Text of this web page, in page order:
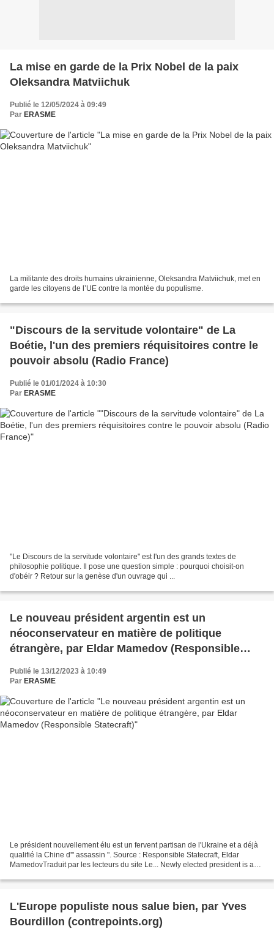
La mise en garde de la Prix Nobel de la paix
Oleksandra Matviichuk
Publié le 12/05/2024 à 09:49
Par ERASME
La militante des droits humains ukrainienne, Oleksandra Matviichuk, met en
garde les citoyens de l’UE contre la montée du populisme.
"Discours de la servitude volontaire" de La
Boétie, l'un des premiers réquisitoires contre le
pouvoir absolu (Radio France)
Publié le 01/01/2024 à 10:30
Par ERASME
"Le Discours de la servitude volontaire" est l'un des grands textes de
philosophie politique. Il pose une question simple : pourquoi choisit-on
d'obéir ? Retour sur la genèse d'un ouvrage qui ...
Le nouveau président argentin est un
néoconservateur en matière de politique
étrangère, par Eldar Mamedov (Responsible
Statecraft)
Publié le 13/12/2023 à 10:49
Par ERASME
Le président nouvellement élu est un fervent partisan de l'Ukraine et a déjà
qualifié la Chine d'" assassin ". Source : Responsible Statecraft, Eldar
MamedovTraduit par les lecteurs du site Le... Newly elected president is a
L'Europe populiste nous salue bien, par Yves
Bourdillon (contrepoints.org)